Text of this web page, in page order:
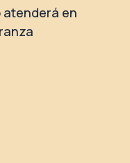
atenderá en